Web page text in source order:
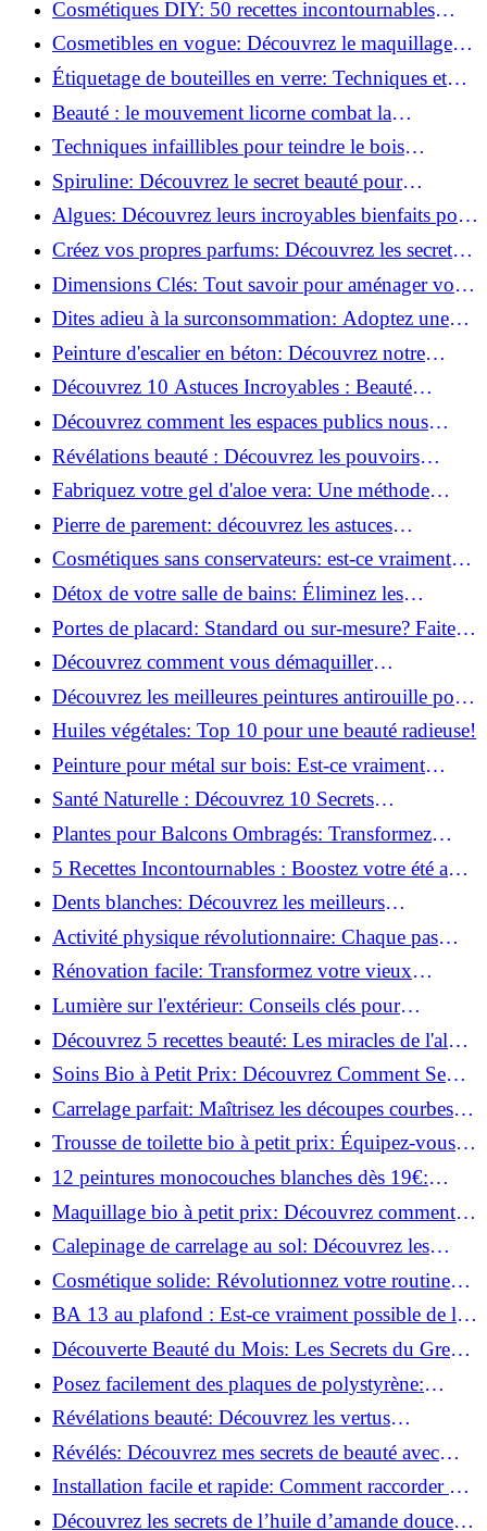
Cosmétiques DIY: 50 recettes incontournables
pour sublimer votre beauté naturelle!
Cosmetibles en vogue: Découvrez le maquillage
100% comestible!
Étiquetage de bouteilles en verre: Techniques et
astuces incontournables!
Beauté : le mouvement licorne combat la
surconsommation !
Techniques infaillibles pour teindre le bois
naturellement: Découvrez comment!
Spiruline: Découvrez le secret beauté pour
revitaliser les peaux fatiguées!
Algues: Découvrez leurs incroyables bienfaits pour
la santé et la beauté!
Créez vos propres parfums: Découvrez les secrets
de la fabrication artisanale!
Dimensions Clés: Tout savoir pour aménager votre
salle de bains!
Dites adieu à la surconsommation: Adoptez une
vie plus simple!
Peinture d'escalier en béton: Découvrez notre
tutoriel facile et rapide!
Découvrez 10 Astuces Incroyables : Beauté
Naturelle avec le Concombre !
Découvrez comment les espaces publics nous
incitent à être plus actifs : Révélations surprenantes!
Révélations beauté : Découvrez les pouvoirs
insoupçonnés du concombre!
Fabriquez votre gel d'aloe vera: Une méthode
simple et rapide à la maison!
Pierre de parement: découvrez les astuces
infaillibles pour un nettoyage parfait!
Cosmétiques sans conservateurs: est-ce vraiment
possible?
Détox de votre salle de bains: Éliminez les
ingrédients nocifs dès maintenant!
Portes de placard: Standard ou sur-mesure? Faites
le meilleur choix!
Découvrez comment vous démaquiller
naturellement: Astuces et secrets révélés!
Découvrez les meilleures peintures antirouille pour
le fer: Top 12 analysé!
Huiles végétales: Top 10 pour une beauté radieuse!
Peinture pour métal sur bois: Est-ce vraiment
possible?
Santé Naturelle : Découvrez 10 Secrets
Incontournables pour un Bien-être Optimal!
Plantes pour Balcons Ombragés: Transformez
votre Terrasse en Oasis Verte!
5 Recettes Incontournables : Boostez votre été avec
des huiles essentielles!
Dents blanches: Découvrez les meilleurs
ingrédients naturels!
Activité physique révolutionnaire: Chaque pas
compte pour votre santé!
Rénovation facile: Transformez votre vieux
parquet irrégulier en un clin d'œil!
Lumière sur l'extérieur: Conseils clés pour
concevoir et installer votre éclairage!
Découvrez 5 recettes beauté: Les miracles de l'aloe
vera pour votre peau!
Soins Bio à Petit Prix: Découvrez Comment Se
Chouchouter Pour Moins de 35€!
Carrelage parfait: Maîtrisez les découpes courbes
facilement!
Trousse de toilette bio à petit prix: Équipez-vous
pour moins de 25€!
12 peintures monocouches blanches dès 19€:
Découvrez les meilleures offres!
Maquillage bio à petit prix: Découvrez comment
s'équiper pour moins de 50€!
Calepinage de carrelage au sol: Découvrez les
astuces incontournables!
Cosmétique solide: Révolutionnez votre routine
beauté pour zéro déchet!
BA 13 au plafond : Est-ce vraiment possible de les
coller ?
Découverte Beauté du Mois: Les Secrets du Green
Glamour !
Posez facilement des plaques de polystyrène:
Transformez votre plafond sans effort !
Révélations beauté: Découvrez les vertus
insoupçonnées de l'huile de coco!
Révélés: Découvrez mes secrets de beauté avec
l'huile de ricin!
Installation facile et rapide: Comment raccorder un
luminaire au plafond!
Découvrez les secrets de l’huile d’amande douce :